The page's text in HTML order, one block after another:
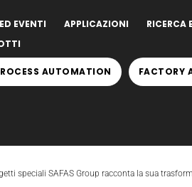
EVENTI APPLICAZIONI
RICERCA
AUTOMATION FACTORY
speciali SAFAS Group racconta la sua